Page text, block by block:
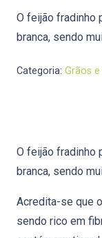
O feijão fradinho
branca, sendo
Categoria: Grãos
O feijão fradinho
branca, sendo
Acredita-se que
sendo rico em